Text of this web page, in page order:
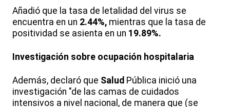
Añadió que la tasa de letalidad del virus se
encuentra en un 2.44%, mientras que la tasa de
positividad se asienta en un 19.89%.
Investigación sobre ocupación hospitalaria
Además, declaró que Salud Pública inició una
investigación "de las camas de cuidados
intensivos a nivel nacional, de manera que (se